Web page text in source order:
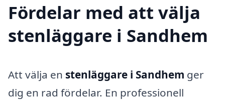
Fördelar med att välja
stenläggare i Sandhem
Att välja en stenläggare i Sandhem ger
dig en rad fördelar. En professionell